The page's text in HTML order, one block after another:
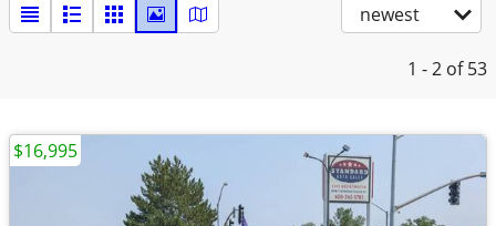
newest
1 - 2 of 53
$16,995